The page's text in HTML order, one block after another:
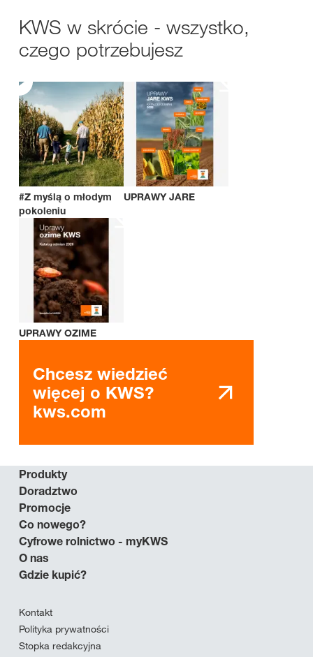
KWS w skrócie - wszystko,
czego potrzebujesz
#Z myślą o młodym
pokoleniu
UPRAWY JARE
UPRAWY OZIME
Chcesz wiedzieć
więcej o KWS?
kws.com
Produkty
Doradztwo
Promocje
Co nowego?
Cyfrowe rolnictwo - myKWS
O nas
Gdzie kupić?
Kontakt
Polityka prywatności
Stopka redakcyjna